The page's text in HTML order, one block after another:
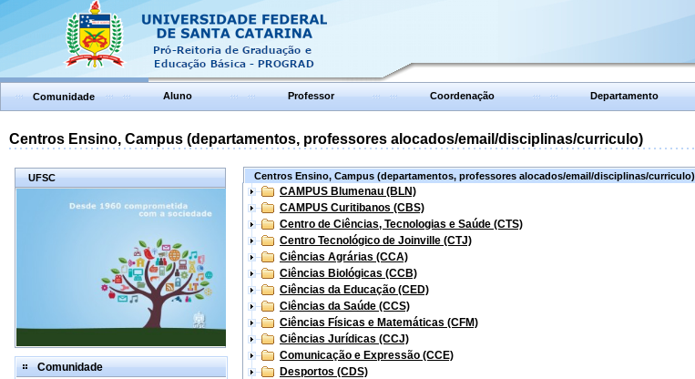
Comunidade Aluno Professor Coordenação Departamento
Centros Ensino, Campus (departamentos, professores alocados/email/disciplinas/curriculo)
UFSC
Comunidade
Centros Ensino, Campus (departamentos, professores alocados/email/disciplinas/curriculo)
CAMPUS Blumenau (BLN)
CAMPUS Curitibanos (CBS)
Centro de Ciências, Tecnologias e Saúde (CTS)
Centro Tecnológico de Joinville (CTJ)
Ciências Agrárias (CCA)
Ciências Biológicas (CCB)
Ciências da Educação (CED)
Ciências da Saúde (CCS)
Ciências Físicas e Matemáticas (CFM)
Ciências Jurídicas (CCJ)
Comunicação e Expressão (CCE)
Desportos (CDS)